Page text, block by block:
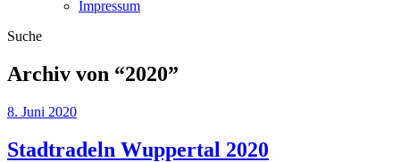
Impressum
Suche
Archiv von “2020”
8. Juni 2020
Stadtradeln Wuppertal 2020